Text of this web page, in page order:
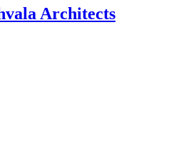
Architects